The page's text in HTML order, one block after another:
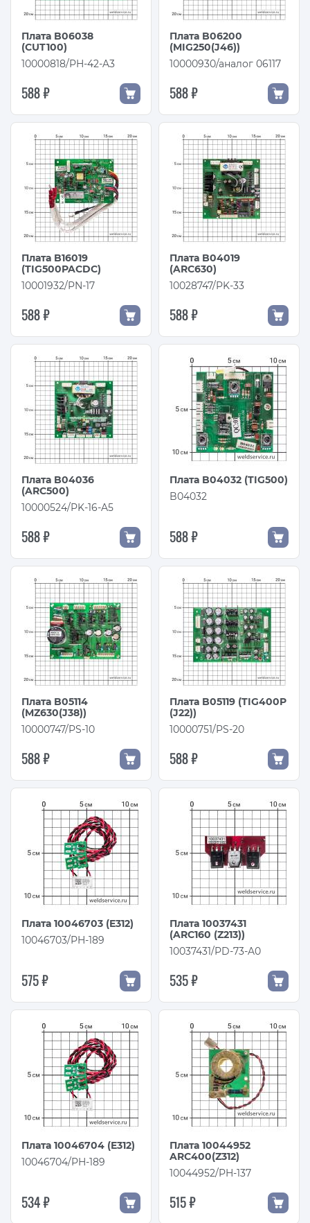
Плата B06038
(CUT100)
10000818/PH-42-A3
588 ₽
Плата B06200
(MIG250(J46))
10000930/аналог 06117
588 ₽
Плата B16019
(TIG500PACDC)
10001932/PN-17
588 ₽
Плата B04019
(ARC630)
10028747/PK-33
588 ₽
Плата B04036
(ARC500)
10000524/PK-16-A5
588 ₽
Плата B04032 (TIG500)
B04032
588 ₽
Плата B05114
(MZ630(J38))
10000747/PS-10
588 ₽
Плата B05119 (TIG400P
(J22))
10000751/PS-20
588 ₽
Плата 10046703 (E312)
10046703/PH-189
575 ₽
Плата 10037431
(ARC160 (Z213))
10037431/PD-73-A0
535 ₽
Плата 10046704 (E312)
10046704/PH-189
534 ₽
Плата 10044952
ARC400(Z312)
10044952/PH-137
515 ₽